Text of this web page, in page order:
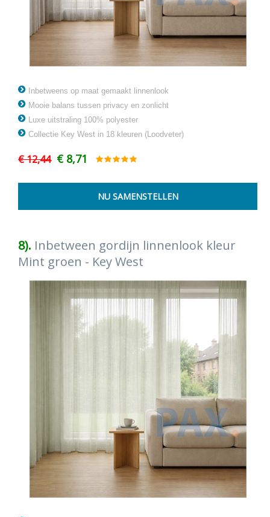
Inbetweens op maat gemaakt linnenlook
Mooie balans tussen privacy en zonlicht
Luxe uitstraling 100% polyester
Collectie Key West in 18 kleuren (Loodveter)
€ 12,44 € 8,71
8). Inbetween gordijn linnenlook kleur
Mint groen - Key West